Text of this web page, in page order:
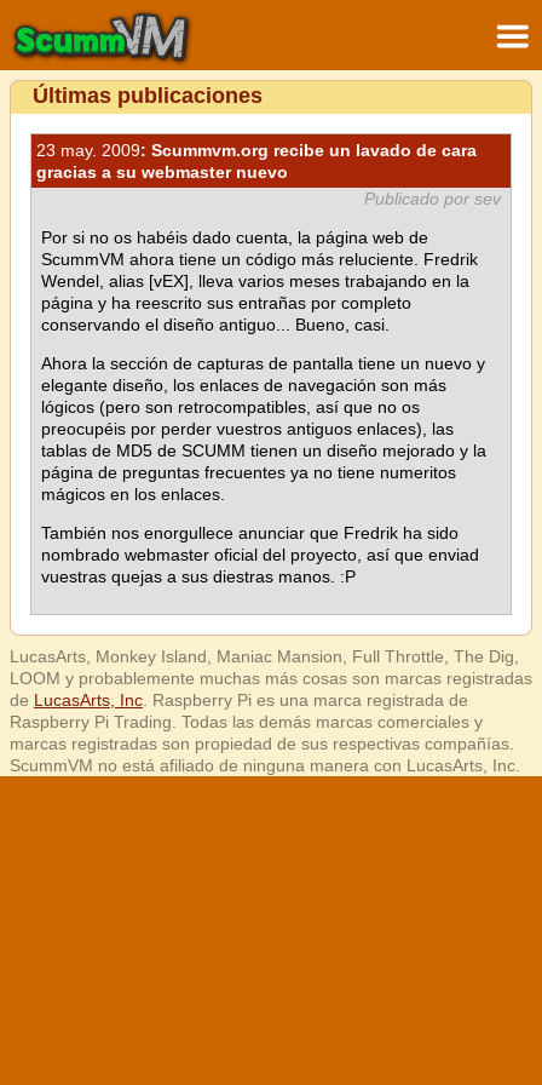
Últimas publicaciones
23 may. 2009: Scummvm.org recibe un lavado de cara
gracias a su webmaster nuevo
Publicado por sev
Por si no os habéis dado cuenta, la página web de
ScummVM ahora tiene un código más reluciente. Fredrik
Wendel, alias [vEX], lleva varios meses trabajando en la
página y ha reescrito sus entrañas por completo
conservando el diseño antiguo... Bueno, casi.
Ahora la sección de capturas de pantalla tiene un nuevo y
elegante diseño, los enlaces de navegación son más
lógicos (pero son retrocompatibles, así que no os
preocupéis por perder vuestros antiguos enlaces), las
tablas de MD5 de SCUMM tienen un diseño mejorado y la
página de preguntas frecuentes ya no tiene numeritos
mágicos en los enlaces.
También nos enorgullece anunciar que Fredrik ha sido
nombrado webmaster oficial del proyecto, así que enviad
vuestras quejas a sus diestras manos. :P
LucasArts, Monkey Island, Maniac Mansion, Full Throttle, The Dig,
LOOM y probablemente muchas más cosas son marcas registradas
de LucasArts, Inc . Raspberry Pi es una marca registrada de
Raspberry Pi Trading. Todas las demás marcas comerciales y
marcas registradas son propiedad de sus respectivas compañías.
ScummVM no está afiliado de ninguna manera con LucasArts, Inc.